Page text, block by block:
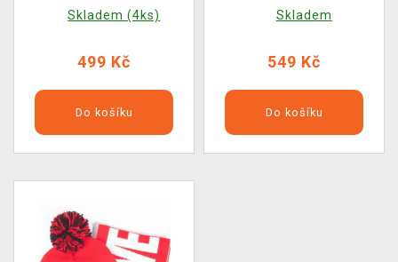
Skladem (4ks)
499 Kč
Do košíku
Skladem
549 Kč
Do košíku